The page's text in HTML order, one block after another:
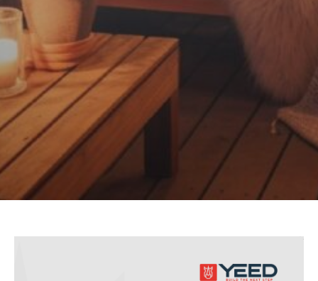
Accessoires
QUI SOMMES-NOUS
Notre métier
Notre usine de production
Notre politique RSE